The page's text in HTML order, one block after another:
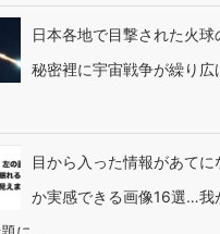
日本各地で目撃された火
秘密裡に宇宙戦争が繰り広
目から入った情報があてに
か実感できる画像16選…我